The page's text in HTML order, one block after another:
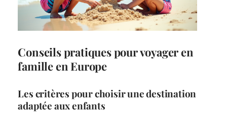
Conseils pratiques pour voyager en
famille en Europe
Les critères pour choisir une destination
adaptée aux enfants